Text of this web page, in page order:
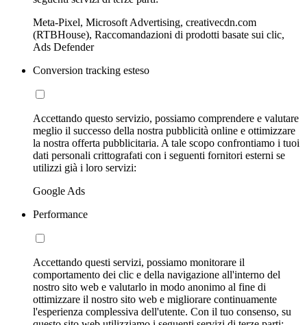
Meta-Pixel, Microsoft Advertising, creativecdn.com
(RTBHouse), Raccomandazioni di prodotti basate sui clic,
Ads Defender
Conversion tracking esteso
Accettando questo servizio, possiamo comprendere e valutare
meglio il successo della nostra pubblicità online e ottimizzare
la nostra offerta pubblicitaria. A tale scopo confrontiamo i tuoi
dati personali crittografati con i seguenti fornitori esterni se
utilizzi già i loro servizi:
Google Ads
Performance
Accettando questi servizi, possiamo monitorare il
comportamento dei clic e della navigazione all'interno del
nostro sito web e valutarlo in modo anonimo al fine di
ottimizzare il nostro sito web e migliorare continuamente
l'esperienza complessiva dell'utente. Con il tuo consenso, su